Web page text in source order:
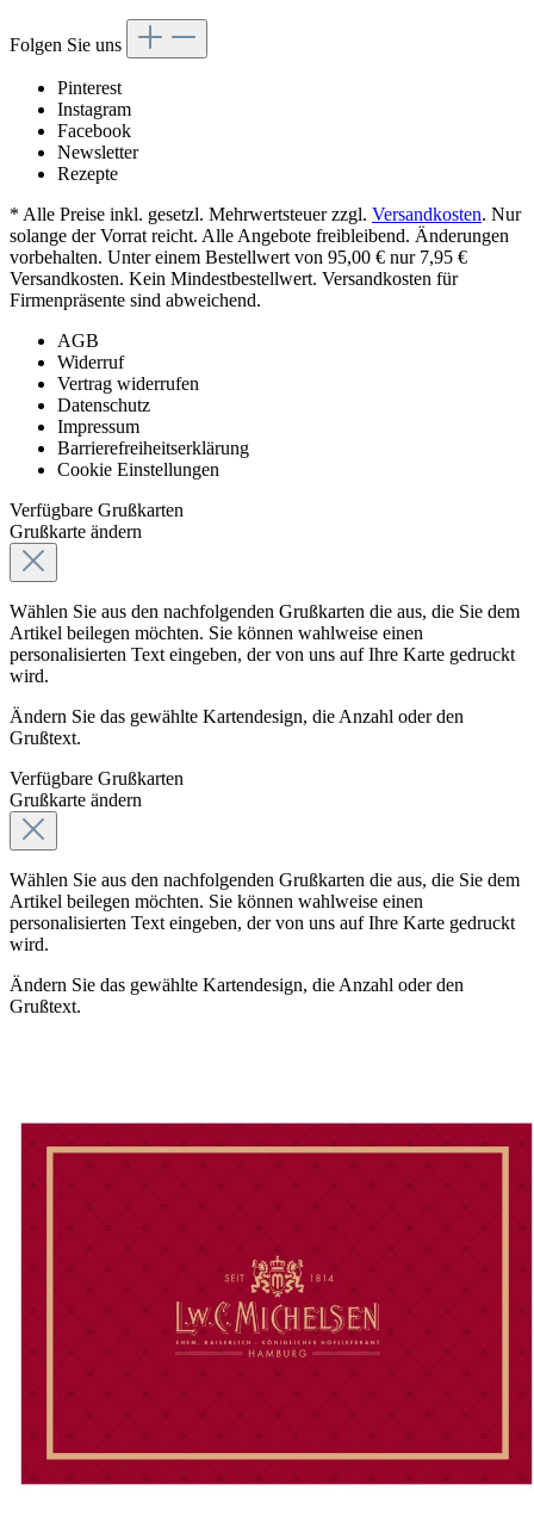
Folgen Sie uns
Pinterest
Instagram
Facebook
Newsletter
Rezepte
* Alle Preise inkl. gesetzl. Mehrwertsteuer zzgl. Versandkosten. Nur
solange der Vorrat reicht. Alle Angebote freibleibend. Änderungen
vorbehalten. Unter einem Bestellwert von 95,00 € nur 7,95 €
Versandkosten. Kein Mindestbestellwert. Versandkosten für
Firmenpräsente sind abweichend.
AGB
Widerruf
Vertrag widerrufen
Datenschutz
Impressum
Barrierefreiheitserklärung
Cookie Einstellungen
Verfügbare Grußkarten
Grußkarte ändern
Wählen Sie aus den nachfolgenden Grußkarten die aus, die Sie dem
Artikel beilegen möchten. Sie können wahlweise einen
personalisierten Text eingeben, der von uns auf Ihre Karte gedruckt
wird.
Ändern Sie das gewählte Kartendesign, die Anzahl oder den
Grußtext.
Verfügbare Grußkarten
Grußkarte ändern
Wählen Sie aus den nachfolgenden Grußkarten die aus, die Sie dem
Artikel beilegen möchten. Sie können wahlweise einen
personalisierten Text eingeben, der von uns auf Ihre Karte gedruckt
wird.
Ändern Sie das gewählte Kartendesign, die Anzahl oder den
Grußtext.